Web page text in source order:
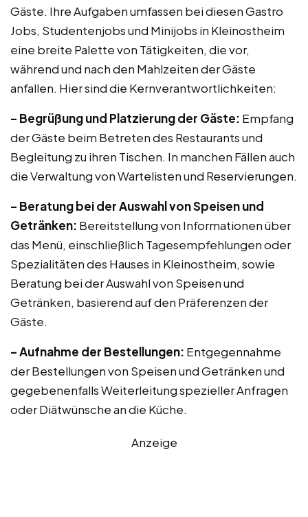
Gäste. Ihre Aufgaben umfassen bei diesen Gastro
Jobs, Studentenjobs und Minijobs in Kleinostheim
eine breite Palette von Tätigkeiten, die vor,
während und nach den Mahlzeiten der Gäste
anfallen. Hier sind die Kernverantwortlichkeiten:
– Begrüßung und Platzierung der Gäste: Empfang
der Gäste beim Betreten des Restaurants und
Begleitung zu ihren Tischen. In manchen Fällen auch
die Verwaltung von Wartelisten und Reservierungen.
– Beratung bei der Auswahl von Speisen und
Getränken: Bereitstellung von Informationen über
das Menü, einschließlich Tagesempfehlungen oder
Spezialitäten des Hauses in Kleinostheim, sowie
Beratung bei der Auswahl von Speisen und
Getränken, basierend auf den Präferenzen der
Gäste.
– Aufnahme der Bestellungen: Entgegennahme
der Bestellungen von Speisen und Getränken und
gegebenenfalls Weiterleitung spezieller Anfragen
oder Diätwünsche an die Küche.
Anzeige